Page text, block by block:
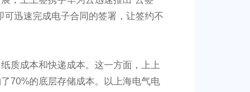
迅速完成电子合同的签署，让签约不
质成本和快递成本。这一方面，上上
70%的底层存储成本。以上海电气电